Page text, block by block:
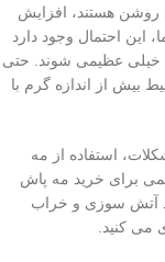
روشن هستند، افزایش
این احتمال وجود دارد
خیلی عظیمی شوند. حتی
بیش از اندازه گرم با
استفاده از مه
برای خرید مه پاش
آتش سوزی و خراب
می کنید.